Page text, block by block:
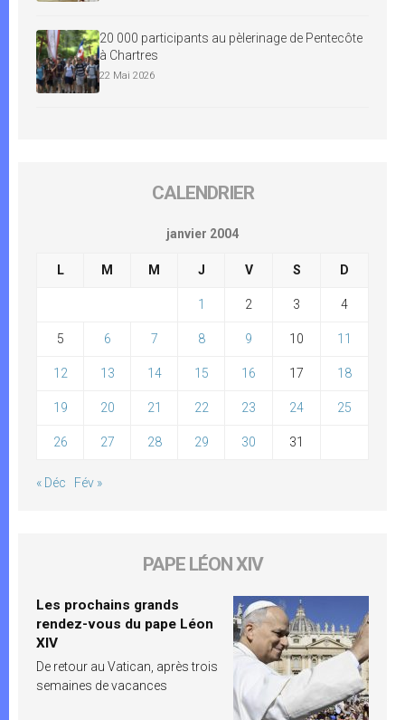
20 000 participants au pèlerinage de Pentecôte
à Chartres
22 Mai 2026
CALENDRIER
janvier 2004
L M M J V S D
1 2 3 4
5 6 7 8 9 10 11
12 13 14 15 16 17 18
19 20 21 22 23 24 25
26 27 28 29 30 31
« Déc Fév »
PAPE LÉON XIV
Les prochains grands
rendez-vous du pape Léon
XIV
De retour au Vatican, après trois
semaines de vacances